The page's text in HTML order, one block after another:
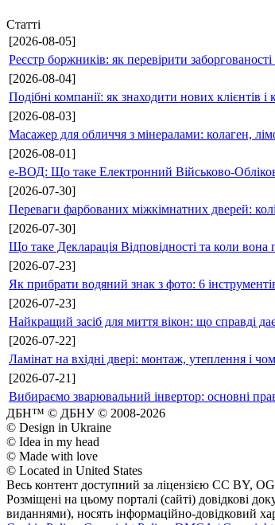
Статті
[2026-08-05]
Реєстр боржників: як перевірити
[2026-08-04]
Подібні компанії: як знаходити нових клієнтів
[2026-08-03]
Масажер для обличчя з мінералами: колаген,
[2026-08-01]
е-ВОД: Що таке Електронний Військово-
[2026-07-30]
Переваги фарбованих міжкімнатних дверей:
[2026-07-30]
Що таке Декларація Відповідності та коли вона
[2026-07-23]
Як прибрати водяний знак з фото: 6
[2026-07-23]
Найкращий засіб для миття вікон: що справді дає
[2026-07-22]
Ламінат на вхідні двері: монтаж, утеплення і
[2026-07-21]
Вибираємо зварювальний інвертор: основні
ДБН™ © ДБНУ © 2008-2026
© Design in Ukraine
© Idea in my head
© Made with love
© Located in United States
Весь контент доступний за ліцензією CC BY,
Розміщені на цьому порталі (сайті) довідкові
виданнями), носять інформаційно-довідковий